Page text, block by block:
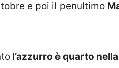
e poi il penultimo
l’azzurro è quarto